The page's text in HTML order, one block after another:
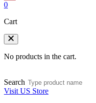
0
Cart
No products in the cart.
Search
Visit US Store